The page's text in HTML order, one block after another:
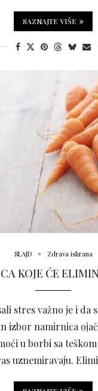
SAZNAJTE VIŠE
SLAJD Zdrava ishrana
KOJE ĆE
stres važno je i da
izbor namirnica
u borbi sa
uznemiravaju.